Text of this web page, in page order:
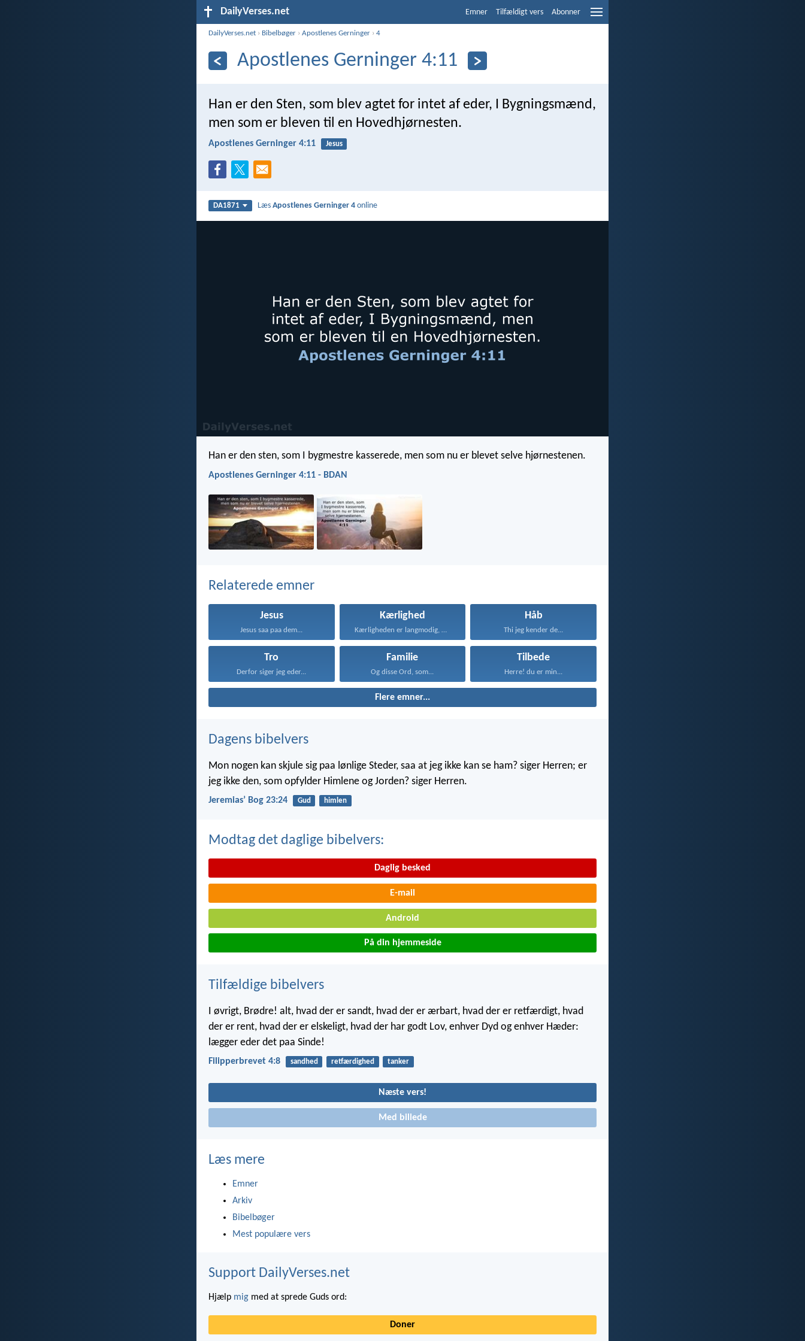
DailyVerses.net Emner Tilfældigt vers Abonner
DailyVerses.net › Bibelbøger ›Apostlenes Gerninger ›4
Apostlenes Gerninger 4:11
Han er den Sten, som blev agtet for intet af eder, I Bygningsmænd,
men som er bleven til en Hovedhjørnesten.
Apostlenes Gerninger 4:11 Jesus
DA1871 LæsApostlenes Gerninger 4 online
Han er den sten, som I bygmestre kasserede, men som nu er blevet selve hjørnestenen.
Apostlenes Gerninger 4:11 - BDAN
Relaterede emner
Jesus
Jesus saa paa dem...
Kærlighed
Kærligheden er langmodig, er...
Håb
Thi jeg kender de...
Tro
Derfor siger jeg eder...
Familie
Og disse Ord, som...
Tilbede
Herre! du er min...
Flere emner...
Dagens bibelvers
Mon nogen kan skjule sig paa lønlige Steder, saa at jeg ikke kan se ham? siger Herren; er
jeg ikke den, som opfylder Himlene og Jorden? siger Herren.
Jeremiasʼ Bog 23:24 Gud himlen
Modtag det daglige bibelvers:
Daglig besked
E-mail
Android
På din hjemmeside
Tilfældige bibelvers
I øvrigt, Brødre! alt, hvad der er sandt, hvad der er ærbart, hvad der er retfærdigt, hvad
der er rent, hvad der er elskeligt, hvad der har godt Lov, enhver Dyd og enhver Hæder:
lægger eder det paa Sinde!
Filipperbrevet 4:8 sandhed retfærdighed tanker
Næste vers!
Med billede
Læs mere
Emner
Arkiv
Bibelbøger
Mest populære vers
Support DailyVerses.net
Hjælp mig med at sprede Guds ord:
Doner